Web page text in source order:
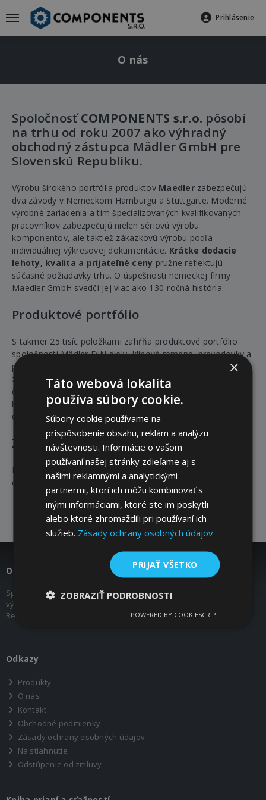
Prihlásenie
O nás
SpoločnosťCOMPONENTS s.r.o. pôsobí
na trhu od roku 2007 ako výhradný
obchodný zástupca Mädler GmbH pre
Slovenskú Republiku.
Výrobu širokého portfólia produktov Maedlerzabezpečujú
dva závody v Nemeckom Hamburgu a Stuttgarte. Moderné
výrobné zariadenia a tím špecializovaných kvalifikovaných
pracovníkov zabezpečujú nielen sériovú výrobu
komponentov, ale taktiež zákazkovú výrobu podľa
individuálnej výkresovej dokumentácie. Krátke dodacie
lehoty, kvalita a prijateľné ceny pružne reflektujú
súčasné požiadavky trhu. O úspešnosti nemeckej firmy
Maedler GmbH svedčí jej viac ako 130-ročná história.
Produktové portfólio
S takmer 25 tisíc položkami zahŕňa produktové portfólio
spoločnosti Mädler DIN diely, klinové remene, prevodovky a
prevodové motory, ložiskové telesá, kardanové kĺby,
závitové tyče, lineárne guličkové výsuvy, strojné elementy,
čelné ozubené kolesá a množstvo ďalších strojárenských
komponentov. Tieto produkty sú pre slovenských klientov
dostupné v eshope www.components.sk
Záruka kvality
Produkty Mädler a pocesy manažmentu kvality sú
certifikované nemeckými štandardami ISO 9001:2008.
O nás
Spoločnosť COMPONENTS s.r.o. pôsobí na trhu od roku 2007 ako
výhradný obchodný zástupca Mädler GmbH pre Slovenskú
Republiku.
Odkazy
Produkty
O nás
Kontakt
Obchodné podmienky
Zásady ochrany osobných údajov
Na stiahnutie
Odstúpenie od zmluvy
×
Táto webová lokalita
používa súbory cookie.
Súbory cookie používame na
prispôsobenie obsahu, reklám a analýzu
návštevnosti. Informácie o vašom
používaní našej stránky zdieľame aj s
našimi reklamnými a analytickými
partnermi, ktorí ich môžu kombinovať s
inými informáciami, ktoré ste im poskytli
alebo ktoré zhromaždili pri používaní ich
služieb. Zásady ochrany osobných údajov
PRIJAŤ VŠETKO
ZOBRAZIŤ PODROBNOSTI
POWERED BY COOKIESCRIPT